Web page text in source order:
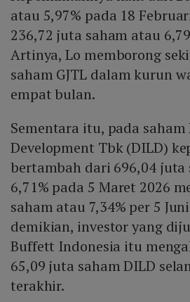
atau 5,97% pada 18
236,72 juta saham atau
Artinya, Lo memborong
saham GJTL dalam kurun
empat bulan.
Sementara itu, pada
Development Tbk (DILD)
bertambah dari 696,04 juta
6,71% pada 5 Maret 2026
saham atau 7,34% per 5
demikian, investor yang
Buffett Indonesia itu
65,09 juta saham DILD
terakhir.